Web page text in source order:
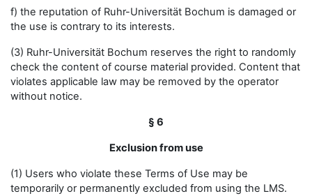
f) the reputation of Ruhr-Universität Bochum is damaged or
the use is contrary to its interests.
(3) Ruhr-Universität Bochum reserves the right to randomly
check the content of course material provided. Content that
violates applicable law may be removed by the operator
without notice.
§ 6
Exclusion from use
(1) Users who violate these Terms of Use may be
temporarily or permanently excluded from using the LMS.